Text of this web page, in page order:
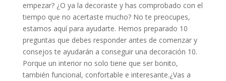
empezar? ¿O ya la decoraste y has comprobado con el
tiempo que no acertaste mucho? No te preocupes,
estamos aquí para ayudarte. Hemos preparado 10
preguntas que debes responder antes de comenzar y
consejos te ayudarán a conseguir una decoración 10.
Porque un interior no solo tiene que ser bonito,
también funcional, confortable e interesante.¿Vas a